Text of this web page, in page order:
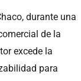
durante una
de la
excede la
para